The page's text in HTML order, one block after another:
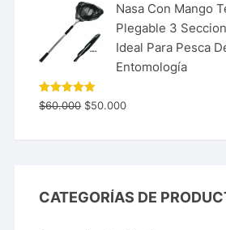
Nasa Con Mango
Plegable 3
Ideal Para Pesca
Entomología
Valorado
con 5.00
$60.000 $50.000
CATEGORÍAS DE